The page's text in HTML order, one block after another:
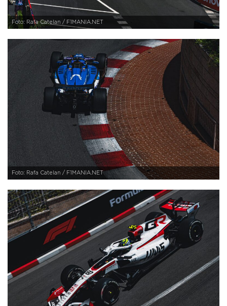
Foto: Rafa Catelan / F1MANIA.NET
Foto: Rafa Catelan / F1MANIA.NET